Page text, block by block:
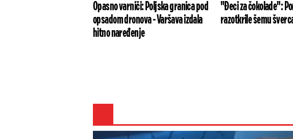
Opasno varniči: Poljska granica pod
opsadom dronova - Varšava izdala
hitno naređenje
"Đeci za čokolade":
razotkrile šemu